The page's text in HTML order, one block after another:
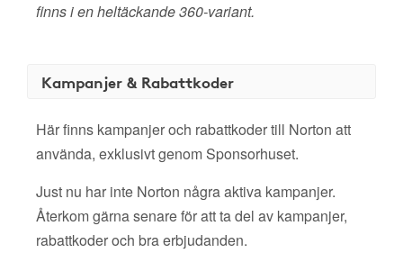
finns i en heltäckande 360-variant.
Kampanjer & Rabattkoder
Här finns kampanjer och rabattkoder till Norton att
använda, exklusivt genom Sponsorhuset.
Just nu har inte Norton några aktiva kampanjer.
Återkom gärna senare för att ta del av kampanjer,
rabattkoder och bra erbjudanden.